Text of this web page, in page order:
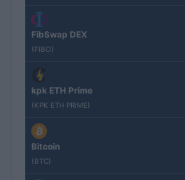
FibSwap DEX
(FIBO)
kpk ETH Prime
(KPK ETH PRIME)
Bitcoin
(BTC)